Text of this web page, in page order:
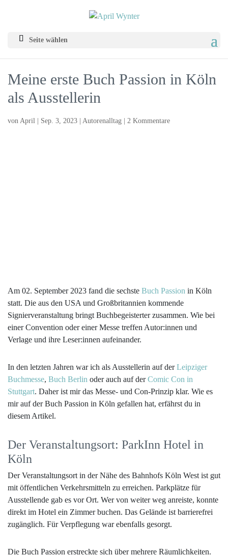
Seite wählen
Meine erste Buch Passion in Köln
als Ausstellerin
von April Sep. 3, 2023 Autorenalltag 2 Kommentare
Am 02. September 2023 fand die sechste Buch Passion in Köln
statt. Die aus den USA und Großbritannien kommende
Signierveranstaltung bringt Buchbegeisterter zusammen. Wie bei
einer Convention oder einer Messe treffen Autor:innen und
Verlage und ihre Leser:innen aufeinander.
In den letzten Jahren war ich als Ausstellerin auf derLeipziger
Buchmesse, Buch Berlin oder auch auf derComic Con in
Stuttgart. Daher ist mir das Messe- und Con-Prinzip klar. Wie es
mir auf der Buch Passion in Köln gefallen hat, erfährst du in
diesem Artikel.
Der Veranstaltungsort: ParkInn Hotel in
Köln
Der Veranstaltungsort in der Nähe des Bahnhofs Köln West ist gut
mit öffentlichen Verkehrsmitteln zu erreichen. Parkplätze für
Ausstellende gab es vor Ort. Wer von weiter weg anreiste, konnte
direkt im Hotel ein Zimmer buchen. Das Gelände ist barrierefrei
zugänglich. Für Verpflegung war ebenfalls gesorgt.
Die Buch Passion erstreckte sich über mehrere Räumlichkeiten.